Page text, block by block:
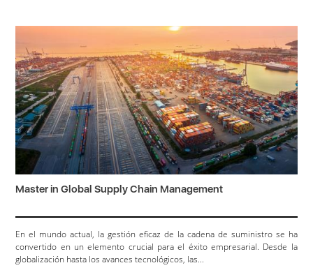
Master in Global Supply Chain Management
En el mundo actual, la gestión eficaz de la cadena de suministro se ha
convertido en un elemento crucial para el éxito empresarial. Desde la
globalización hasta los avances tecnológicos, las...